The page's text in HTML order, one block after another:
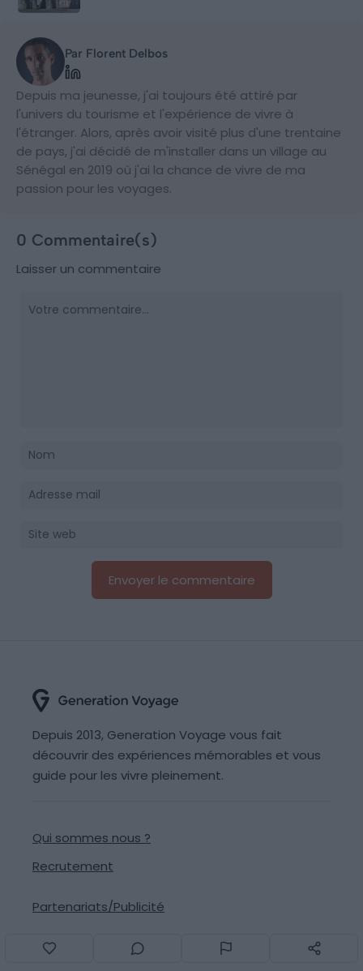
Par Florent Delbos
Depuis ma jeunesse, j'ai toujours été attiré par
l'univers du tourisme et l'expérience de vivre à
l'étranger. Alors, après avoir visité plus d'une trentaine
de pays, j'ai décidé de m'installer dans un village au
Sénégal en 2019 où j'ai la chance de vivre de ma
passion pour les voyages.
0 Commentaire(s)
Laisser un commentaire
Depuis 2013, Generation Voyage vous fait
découvrir des expériences mémorables et vous
guide pour les vivre pleinement.
Qui sommes nous ?
Recrutement
Partenariats/Publicité